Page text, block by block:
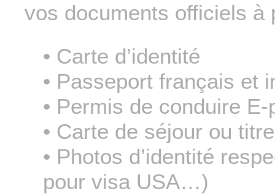
vos documents officiels à
• Carte d’identité
• Passeport français et
• Permis de conduire
• Carte de séjour ou
• Photos d’identité
pour visa USA…)